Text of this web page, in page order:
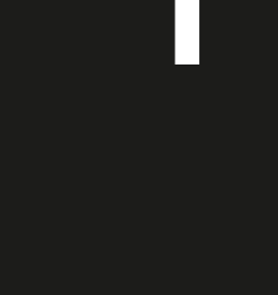
Нажимая кнопку, вы соглашаетесь с